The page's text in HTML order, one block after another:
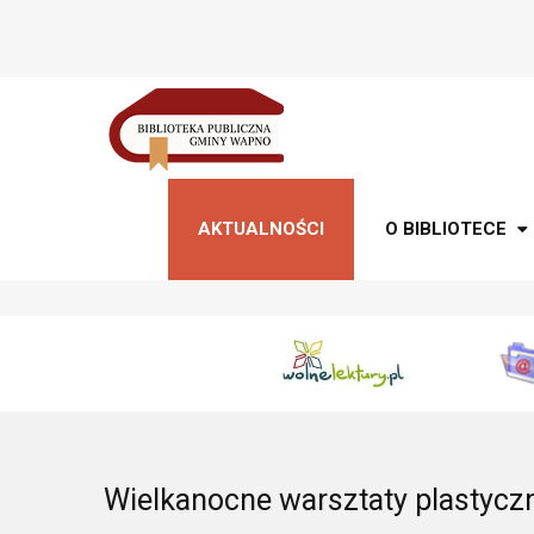
AKTUALNOŚCI O BIBLIOTECE
Wielkanocne warsztaty